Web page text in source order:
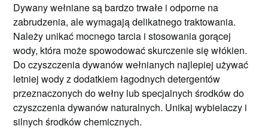
Dywany wełniane są bardzo trwałe i odporne na
zabrudzenia, ale wymagają delikatnego traktowania.
Należy unikać mocnego tarcia i stosowania gorącej
wody, która może spowodować skurczenie się włókien.
Do czyszczenia dywanów wełnianych najlepiej używać
letniej wody z dodatkiem łagodnych detergentów
przeznaczonych do wełny lub specjalnych środków do
czyszczenia dywanów naturalnych. Unikaj wybielaczy i
silnych środków chemicznych.